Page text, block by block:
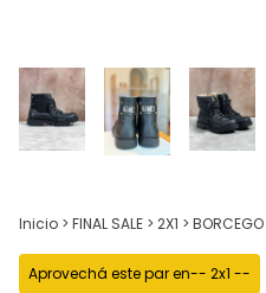
Inicio > FINAL SALE > 2X1 > BORCEGO
Aprovechá este par en-- 2x1 --